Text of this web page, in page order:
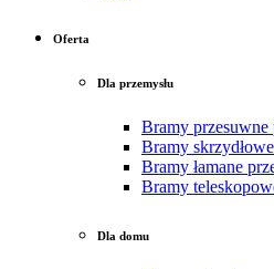
Oferta
Dla przemysłu
Bramy przesuwne
Bramy
Bramy łamane
Bramy
Dla domu